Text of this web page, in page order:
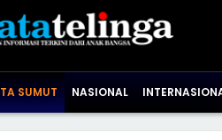
SUMUT NASIONAL